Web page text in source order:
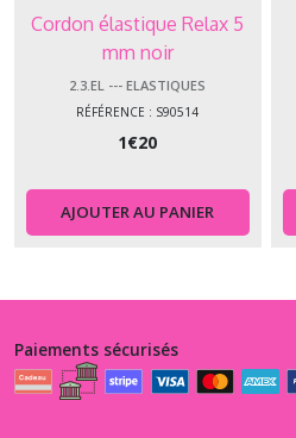
Cordon élastique Relax 5
mm noir
2.3.EL --- ELASTIQUES
RÉFÉRENCE : S90514
1€20
AJOUTER AU PANIER
Paiements sécurisés